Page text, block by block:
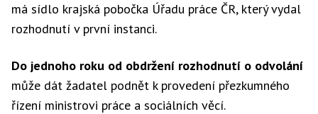
má sídlo krajská pobočka Úřadu práce ČR, který vydal
rozhodnutí v první instanci.
Do jednoho roku od obdržení rozhodnutí o odvolání
může dát žadatel podnět k provedení přezkumného
řízení ministrovi práce a sociálních věcí.